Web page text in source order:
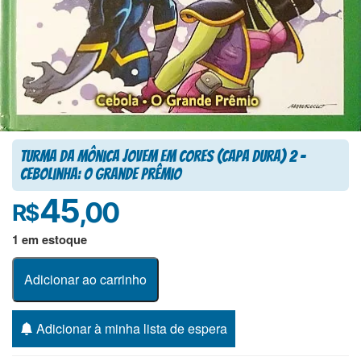
Turma da Mônica Jovem em Cores (Capa Dura) 2 –
Cebolinha: O Grande Prêmio
R$45,00
1 em estoque
Adicionar ao carrinho
Adicionar à minha lista de espera